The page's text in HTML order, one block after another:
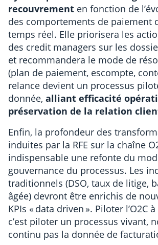
recouvrement en fonction de
des comportements de paiement
temps réel. Elle priorisera les
des credit managers sur les
et recommandera le mode de
(plan de paiement, escompte,
relance devient un processus
donnée, alliant efficacité
préservation de la relation
Enfin, la profondeur des
induites par la RFE sur la chaîne
indispensable une refonte du
gouvernance du processus. Les
traditionnels (DSO, taux de litige,
âgée) devront être enrichis de
KPIs « data driven ». Piloter l’O2C à
c’est piloter un processus vivant,
continu pas la donnée de